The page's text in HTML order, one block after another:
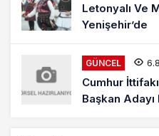
Letonyalı Ve
Yenişehir’de
GÜNCEL
Cumhur
Başkan Adayı